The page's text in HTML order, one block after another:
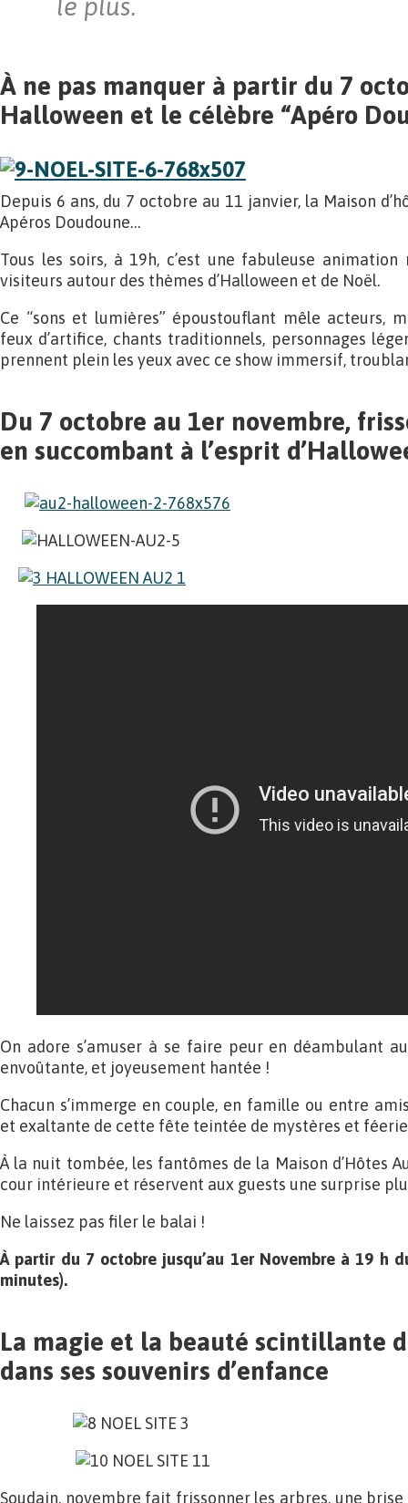
le plus.
À ne pas manquer à partir du 7
Halloween et le célèbre “Apéro
Depuis 6 ans, du 7 octobre au 11 janvier, la Maison
Apéros Doudoune…
Tous les soirs, à 19h, c’est une fabuleuse
visiteurs autour des thèmes d’Halloween et de Noël.
Ce “sons et lumières” époustouflant mêle acteurs,
feux d’artifice, chants traditionnels, personnages
prennent plein les yeux avec ce show immersif,
Du 7 octobre au 1er novembre,
en succombant à l’esprit
On adore s’amuser à se faire peur en déambulant
envoûtante, et joyeusement hantée !
Chacun s’immerge en couple, en famille ou entre
et exaltante de cette fête teintée de mystères et
À la nuit tombée, les fantômes de la Maison d’Hôtes
cour intérieure et réservent aux guests une surprise
Ne laissez pas filer le balai !
À partir du 7 octobre jusqu’au 1er Novembre à 19 h
minutes).
La magie et la beauté scintillante
dans ses souvenirs d’enfance
Soudain, novembre fait frissonner les arbres, une